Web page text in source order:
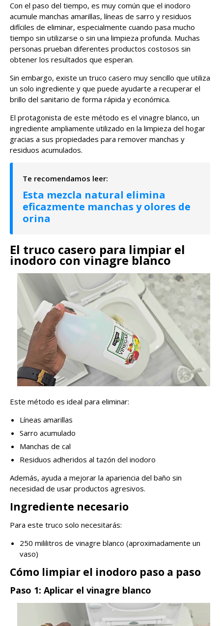
Con el paso del tiempo, es muy común que el inodoro
acumule manchas amarillas, líneas de sarro y residuos
difíciles de eliminar, especialmente cuando pasa mucho
tiempo sin utilizarse o sin una limpieza profunda. Muchas
personas prueban diferentes productos costosos sin
obtener los resultados que esperan.
Sin embargo, existe un truco casero muy sencillo que utiliza
un solo ingrediente y que puede ayudarte a recuperar el
brillo del sanitario de forma rápida y económica.
El protagonista de este método es el vinagre blanco, un
ingrediente ampliamente utilizado en la limpieza del hogar
gracias a sus propiedades para remover manchas y
residuos acumulados.
Esta mezcla natural elimina
eficazmente manchas y olores de
orina
El truco casero para limpiar el
inodoro con vinagre blanco
Este método es ideal para eliminar:
Líneas amarillas
Sarro acumulado
Manchas de cal
Residuos adheridos al tazón del inodoro
Además, ayuda a mejorar la apariencia del baño sin
necesidad de usar productos agresivos.
Ingrediente necesario
Para este truco solo necesitarás:
250 mililitros de vinagre blanco (aproximadamente un
vaso)
Cómo limpiar el inodoro paso a paso
Paso 1: Aplicar el vinagre blanco